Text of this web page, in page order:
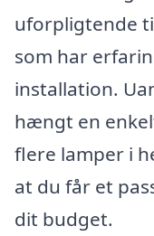
uforpligtende
som har
installation.
hængt en
flere lamper i
at du får et
dit budget.